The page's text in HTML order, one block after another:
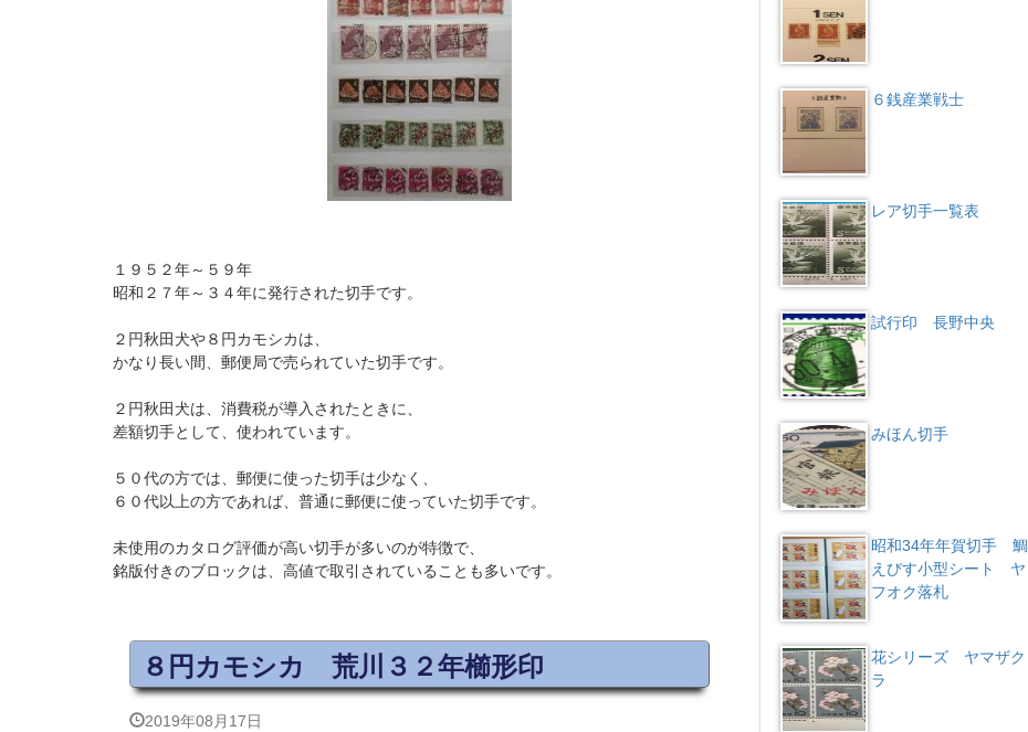
１９５２年～５９年
昭和２７年～３４年に発行された切手です。
２円秋田犬や８円カモシカは、
かなり長い間、郵便局で売られていた切手です。
２円秋田犬は、消費税が導入されたときに、
差額切手として、使われています。
５０代の方では、郵便に使った切手は少なく、
６０代以上の方であれば、普通に郵便に使っていた切手です。
未使用のカタログ評価が高い切手が多いのが特徴で、
銘版付きのブロックは、高値で取引されていることも多いです。
８円カモシカ 荒川３２年櫛形印
2019年08月17日
６銭産業戦士
レア切手一覧表
試行印 長野中央
みほん切手
昭和34年年賀切手 鯛
えびす小型シート ヤ
フオク落札
花シリーズ ヤマザク
ラ